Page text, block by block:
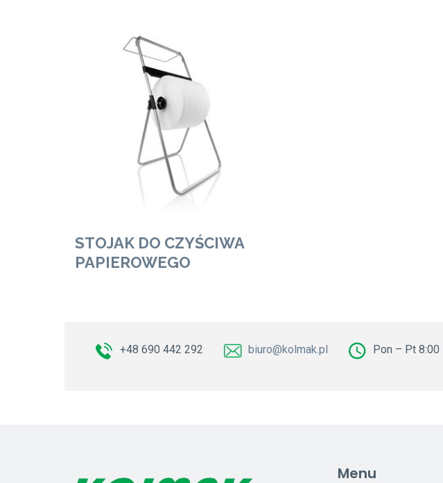
Zobacz Więcej
STOJAK DO CZYŚCIWA
PAPIEROWEGO
+48 690 442 292 biuro@kolmak.pl Pon – Pt 8:00
Menu